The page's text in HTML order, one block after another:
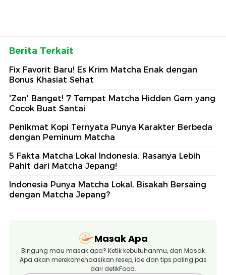
Berita Terkait
Fix Favorit Baru! Es Krim Matcha Enak dengan
Bonus Khasiat Sehat
'Zen' Banget! 7 Tempat Matcha Hidden Gem yang
Cocok Buat Santai
Penikmat Kopi Ternyata Punya Karakter Berbeda
dengan Peminum Matcha
5 Fakta Matcha Lokal Indonesia, Rasanya Lebih
Pahit dari Matcha Jepang!
Indonesia Punya Matcha Lokal, Bisakah Bersaing
dengan Matcha Jepang?
Masak Apa
Bingung mau masak apa? Ketik kebutuhanmu, dan Masak
Apa akan merekomendasikan resep, ide dan tips paling pas
dari detikFood.